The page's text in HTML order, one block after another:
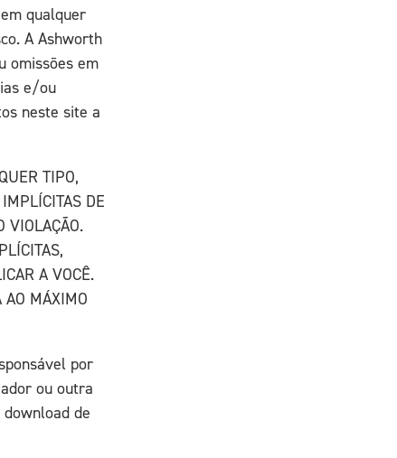
qualquer
A Ashworth
omissões em
e/ou
neste site a
TIPO,
DE
VIOLAÇÃO.
A VOCÊ.
AO MÁXIMO
por
ou outra
de